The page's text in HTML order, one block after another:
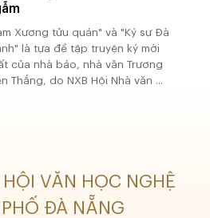
Xương tửu quán" và "Ký sự Đà
là tựa đề tập truyện ký mới
của nhà báo, nhà văn Trương
Thắng, do NXB Hội Nhà văn ...
HỘI VĂN HỌC NGHỆ
ĐÀ NẴNG